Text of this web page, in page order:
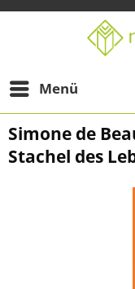
Menü
Simone de
Stachel des